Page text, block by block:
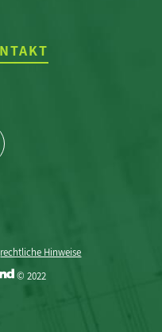
rechtliche Hinweise
© 2022